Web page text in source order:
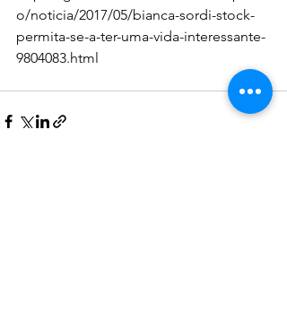
o/noticia/2017/05/bianca-sordi-stock-
permita-se-a-ter-uma-vida-interessante-
9804083.html